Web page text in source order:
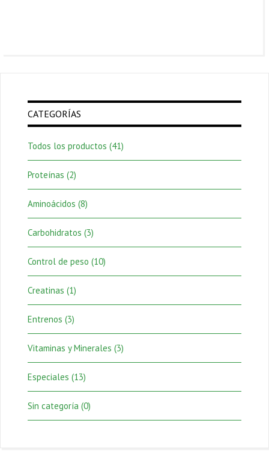
CATEGORÍAS
Todos los productos (41)
Proteínas (2)
Aminoácidos (8)
Carbohidratos (3)
Control de peso (10)
Creatinas (1)
Entrenos (3)
Vitaminas y Minerales (3)
Especiales (13)
Sin categoría (0)